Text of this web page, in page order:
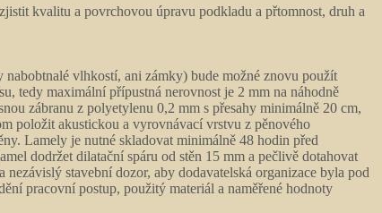
kvalitu a povrchovou úpravu podkladu a přtomnost, druh a
nabobtnalé vlhkostí, ani zámky) bude možné znovu použít
tedy maximální přípustná nerovnost je 2 mm na náhodně
zábranu z polyetylenu 0,2 mm s přesahy minimálně 20 cm,
položit akustickou a vyrovnávací vrstvu z pěnového
Lamely je nutné skladovat minimálně 48 hodin před
dodržet dilatační spáru od stěn 15 mm a pečlivě dotahovat
stavební dozor, aby dodavatelská organizace byla pod
pracovní postup, použitý materiál a naměřené hodnoty